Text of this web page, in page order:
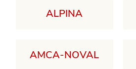
ALPINA
AMCA-NOVAL